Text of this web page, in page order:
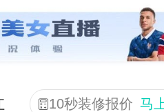
10秒装修报价 马